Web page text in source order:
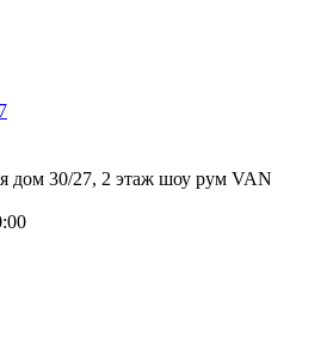
дом 30/27, 2 этаж шоу рум VAN